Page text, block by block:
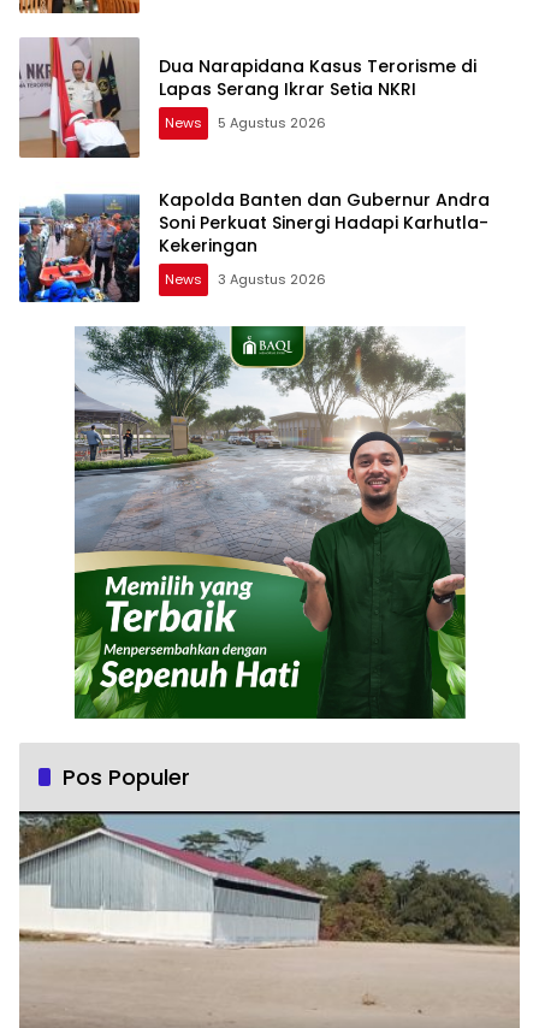
Dua Narapidana Kasus Terorisme di
Lapas Serang Ikrar Setia NKRI
News 5 Agustus 2026
Kapolda Banten dan Gubernur Andra
Soni Perkuat Sinergi Hadapi Karhutla-
Kekeringan
News 3 Agustus 2026
Pos Populer